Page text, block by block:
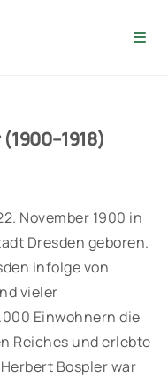
November 1900 in
Dresden geboren.
infolge von
vieler
Einwohnern die
Reiches und erlebte
Bospler war